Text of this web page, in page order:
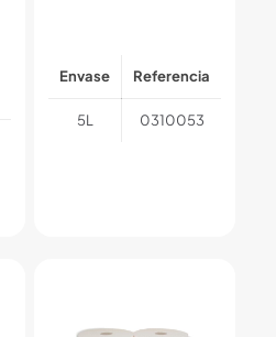
Envase Referencia
5L 0310053